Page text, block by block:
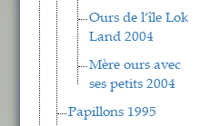
Ours de l’île Lok
Land 2004
Mère ours avec
ses petits 2004
Papillons 1995